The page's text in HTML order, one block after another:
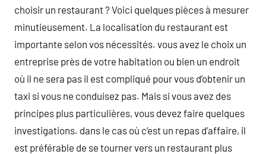
choisir un restaurant ? Voici quelques pièces à mesurer
minutieusement. La localisation du restaurant est
importante selon vos nécessités. vous avez le choix un
entreprise près de votre habitation ou bien un endroit
où il ne sera pas il est compliqué pour vous d’obtenir un
taxi si vous ne conduisez pas. Mais si vous avez des
principes plus particulières, vous devez faire quelques
investigations. dans le cas où c’est un repas d’affaire, il
est préférable de se tourner vers un restaurant plus